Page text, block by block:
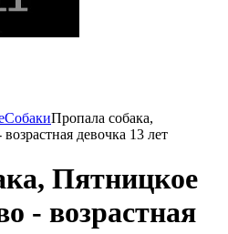
СобакиПропала собака,
девочка 13 лет
Пятницкое
- возрастная